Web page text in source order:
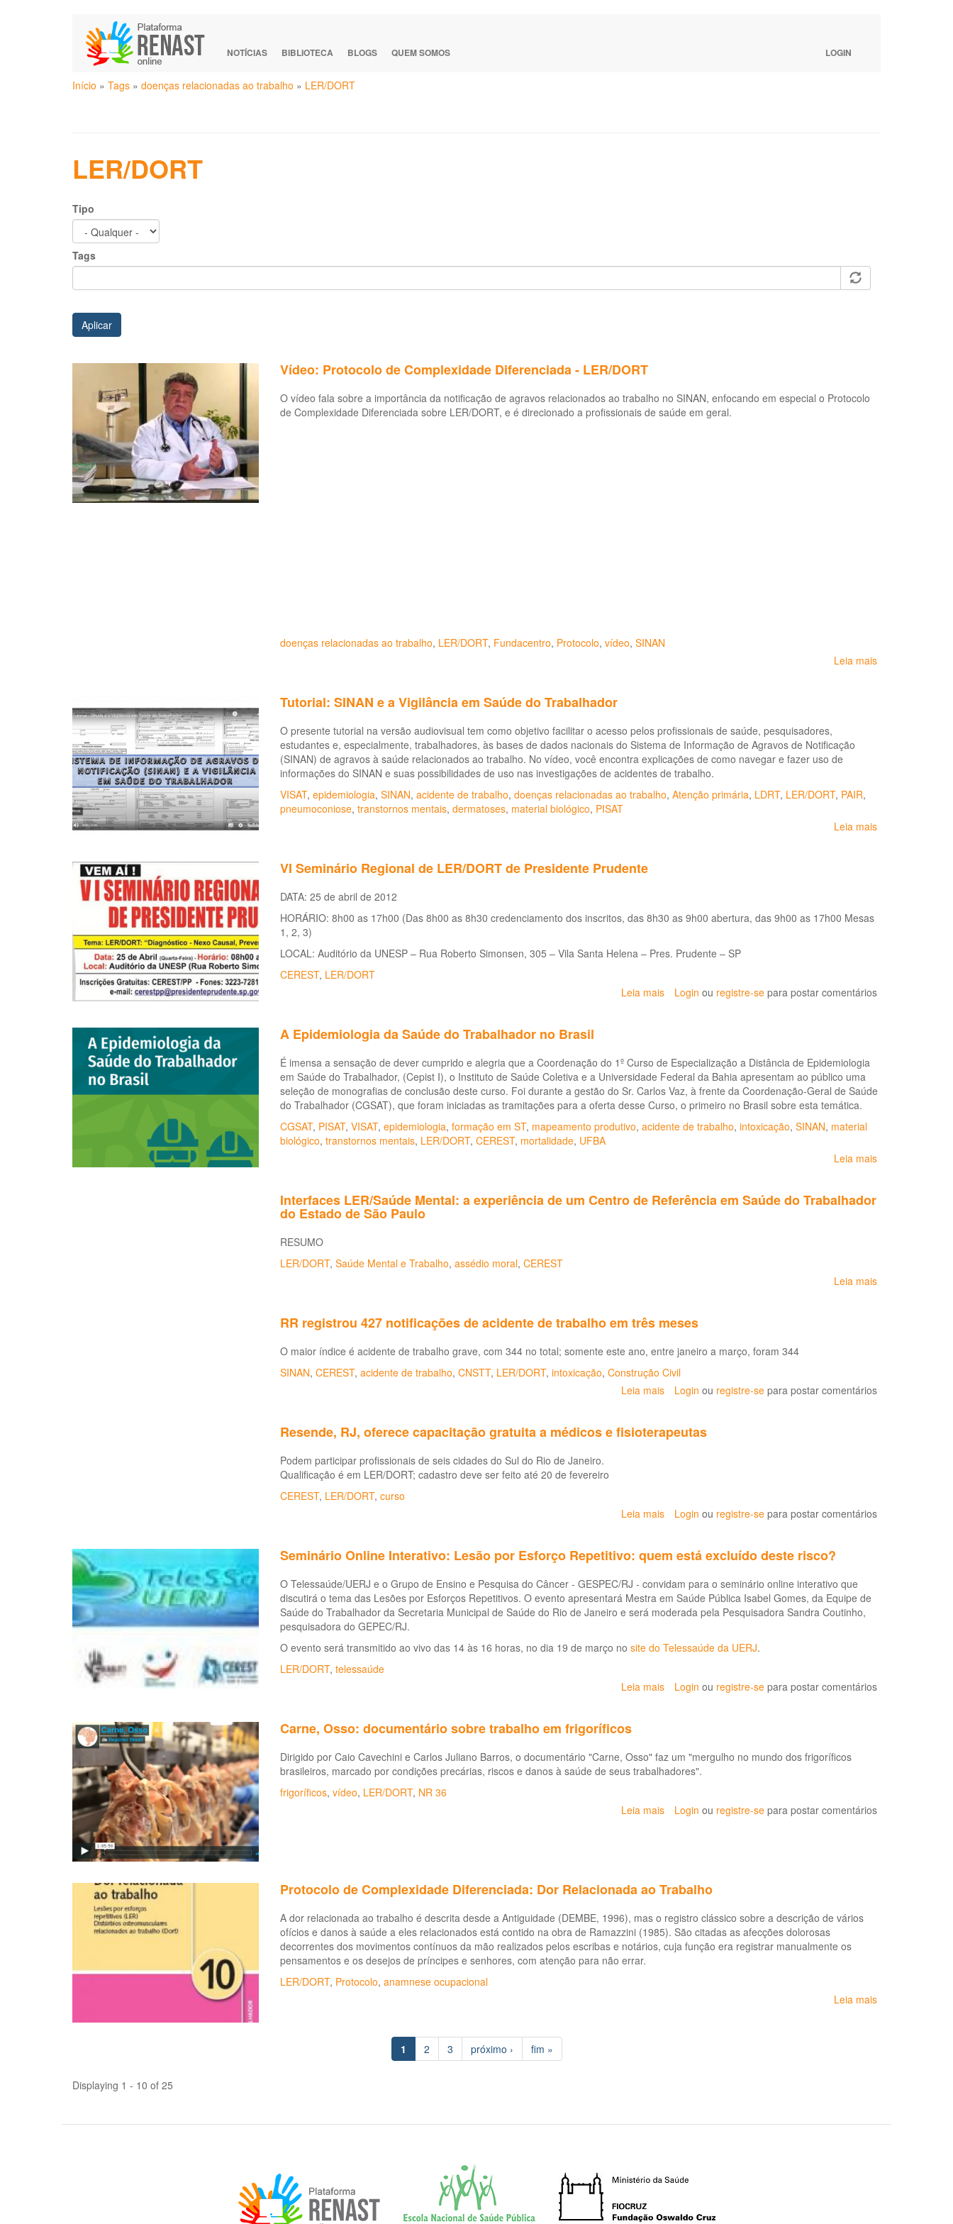
NOTÍCIAS BIBLIOTECA BLOGS QUEM SOMOS LOGIN
Você
Início » Tags » doenças relacionadas ao trabalho » LER/DORT
LER/DORT
Tipo
Tags
Aplicar
Vídeo: Protocolo de Complexidade Diferenciada - LER/DORT
O vídeo fala sobre a importância da notificação de agravos relacionados ao trabalho no SINAN, enfocando em especial o Protocolo
de Complexidade Diferenciada sobre LER/DORT, e é direcionado a profissionais de saúde em geral.
doenças relacionadas ao trabalho, LER/DORT, Fundacentro, Protocolo, vídeo, SINAN
Leia mais
Tutorial: SINAN e a Vigilância em Saúde do Trabalhador
O presente tutorial na versão audiovisual tem como objetivo facilitar o acesso pelos profissionais de saúde, pesquisadores,
estudantes e, especialmente, trabalhadores, às bases de dados nacionais do Sistema de Informação de Agravos de Notificação
(SINAN) de agravos à saúde relacionados ao trabalho. No vídeo, você encontra explicações de como navegar e fazer uso de
informações do SINAN e suas possibilidades de uso nas investigações de acidentes de trabalho.
VISAT, epidemiologia, SINAN, acidente de trabalho, doenças relacionadas ao trabalho, Atenção primária, LDRT, LER/DORT, PAIR,
pneumoconiose, transtornos mentais, dermatoses, material biológico, PISAT
Leia mais
VI Seminário Regional de LER/DORT de Presidente Prudente
DATA: 25 de abril de 2012
HORÁRIO: 8h00 as 17h00 (Das 8h00 as 8h30 credenciamento dos inscritos, das 8h30 as 9h00 abertura, das 9h00 as 17h00 Mesas
1, 2, 3)
LOCAL: Auditório da UNESP – Rua Roberto Simonsen, 305 – Vila Santa Helena – Pres. Prudente – SP
CEREST, LER/DORT
Leia mais sobre
LER/DORT
de
Presidente
Prudente
Login ou registre-se para postar comentários
A Epidemiologia da Saúde do Trabalhador no Brasil
É imensa a sensação de dever cumprido e alegria que a Coordenação do 1º Curso de Especialização a Distância de Epidemiologia
em Saúde do Trabalhador, (Cepist I), o Instituto de Saúde Coletiva e a Universidade Federal da Bahia apresentam ao público uma
seleção de monografias de conclusão deste curso. Foi durante a gestão do Sr. Carlos Vaz, à frente da Coordenação-Geral de Saúde
do Trabalhador (CGSAT), que foram iniciadas as tramitações para a oferta desse Curso, o primeiro no Brasil sobre esta temática.
CGSAT, PISAT, VISAT, epidemiologia, formação em ST, mapeamento produtivo, acidente de trabalho, intoxicação, SINAN, material
biológico, transtornos mentais, LER/DORT, CEREST, mortalidade, UFBA
Leia mais
Interfaces LER/Saúde Mental: a experiência de um Centro de Referência em Saúde do Trabalhador
do Estado de São Paulo
RESUMO
LER/DORT, Saúde Mental e Trabalho, assédio moral, CEREST
Leia mais
RR registrou 427 notificações de acidente de trabalho em três meses
O maior índice é acidente de trabalho grave, com 344 no total; somente este ano, entre janeiro a março, foram 344
SINAN, CEREST, acidente de trabalho, CNSTT, LER/DORT, intoxicação, Construção Civil
Leia mais sobre
427
em
Login ou registre-se para postar comentários
Resende, RJ, oferece capacitação gratuita a médicos e fisioterapeutas
Podem participar profissionais de seis cidades do Sul do Rio de Janeiro.
Qualificação é em LER/DORT; cadastro deve ser feito até 20 de fevereiro
CEREST, LER/DORT, curso
Leia mais sobre
oferece
gratuita
a
médicos
fisioterapeutas
Login ou registre-se para postar comentários
Seminário Online Interativo: Lesão por Esforço Repetitivo: quem está excluído deste risco?
O Telessaúde/UERJ e o Grupo de Ensino e Pesquisa do Câncer - GESPEC/RJ - convidam para o seminário online interativo que
discutirá o tema das Lesões por Esforços Repetitivos. O evento apresentará Mestra em Saúde Pública Isabel Gomes, da Equipe de
Saúde do Trabalhador da Secretaria Municipal de Saúde do Rio de Janeiro e será moderada pela Pesquisadora Sandra Coutinho,
pesquisadora do GEPEC/RJ.
O evento será transmitido ao vivo das 14 às 16 horas, no dia 19 de março no site do Telessaúde da UERJ.
LER/DORT, telessaúde
Leia mais sobre
por
Esforço
está
Login ou registre-se para postar comentários
Carne, Osso: documentário sobre trabalho em frigoríficos
Dirigido por Caio Cavechini e Carlos Juliano Barros, o documentário "Carne, Osso" faz um "mergulho no mundo dos frigoríficos
brasileiros, marcado por condições precárias, riscos e danos à saúde de seus trabalhadores".
frigoríficos, vídeo, LER/DORT, NR 36
Leia mais sobre
em
Login ou registre-se para postar comentários
Protocolo de Complexidade Diferenciada: Dor Relacionada ao Trabalho
A dor relacionada ao trabalho é descrita desde a Antiguidade (DEMBE, 1996), mas o registro clássico sobre a descrição de vários
ofícios e danos à saúde a eles relacionados está contido na obra de Ramazzini (1985). São citadas as afecções dolorosas
decorrentes dos movimentos contínuos da mão realizados pelos escribas e notários, cuja função era registrar manualmente os
pensamentos e os desejos de príncipes e senhores, com atenção para não errar.
LER/DORT, Protocolo, anamnese ocupacional
Leia mais
1 2 3 próximo › fim »
Displaying 1 - 10 of 25